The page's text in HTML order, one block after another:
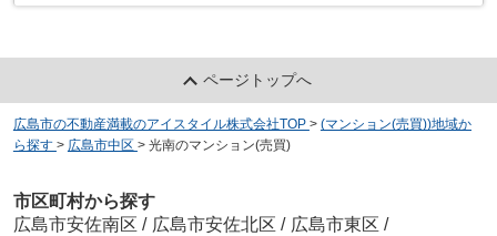
ページトップへ
広島市の不動産満載のアイスタイル株式会社TOP > (マンション(売買))地域か
ら探す > 広島市中区 > 光南のマンション(売買)
市区町村から探す
広島市安佐南区 / 広島市安佐北区 / 広島市東区 /